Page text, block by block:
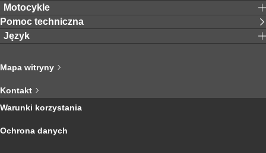
Motocykle
Pomoc techniczna
Język
Mapa witryny
Kontakt
Warunki korzystania
Ochrona danych